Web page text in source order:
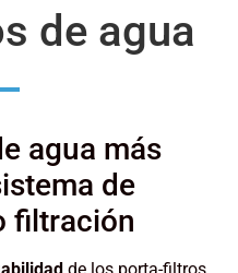
de agua
agua más
de
filtración
de los porta-filtros